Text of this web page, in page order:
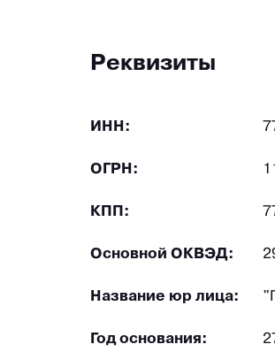
Реквизиты
ИНН:
ОГРН:
КПП:
Основной ОКВЭД:
Название юр лица:
Год основания: